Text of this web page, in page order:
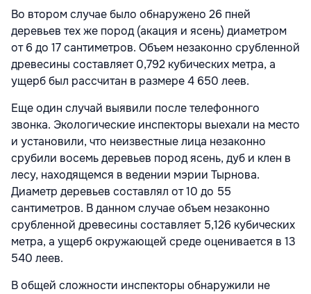
Во втором случае было обнаружено 26 пней
деревьев тех же пород (акация и ясень) диаметром
от 6 до 17 сантиметров. Объем незаконно срубленной
древесины составляет 0,792 кубических метра, а
ущерб был рассчитан в размере 4 650 леев.
Еще один случай выявили после телефонного
звонка. Экологические инспекторы выехали на место
и установили, что неизвестные лица незаконно
срубили восемь деревьев пород ясень, дуб и клен в
лесу, находящемся в ведении мэрии Тырнова.
Диаметр деревьев составлял от 10 до 55
сантиметров. В данном случае объем незаконно
срубленной древесины составляет 5,126 кубических
метра, а ущерб окружающей среде оценивается в 13
540 леев.
В общей сложности инспекторы обнаружили не